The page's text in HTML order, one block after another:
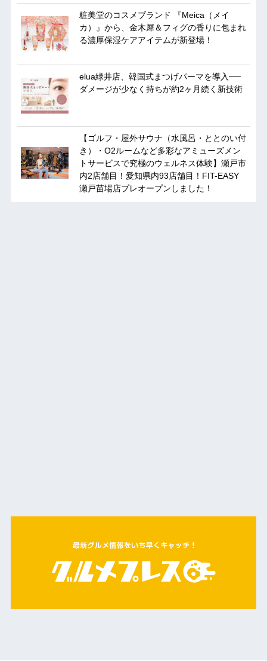
粧美堂のコスメブランド 『Meica（メイ
カ）』から、金木犀＆フィグの香りに包まれ
る濃厚保湿ケアアイテムが新登場！
elua緑井店、韓国式まつげパーマを導入──
ダメージが少なく持ちが約2ヶ月続く新技術
【ゴルフ・屋外サウナ（水風呂・ととのい付
き）・O2ルームなど多彩なアミューズメン
トサービスで究極のウェルネス体験】瀬戸市
内2店舗目！愛知県内93店舗目！FIT-EASY
瀬戸苗場店プレオープンしました！